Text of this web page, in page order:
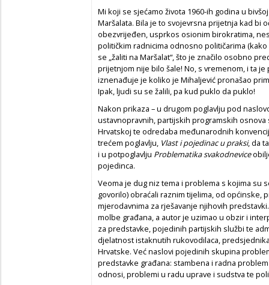
Mi koji se sjećamo života 1960-ih godina u
Maršalata. Bila je to svojevrsna prijetnja kad bi
obezvrijeđen, usprkos osionim birokratima,
političkim radnicima odnosno političarima
se „žaliti na Maršalat“, što je značilo osobno
prijetnjom nije bilo šale! No, s vremenom, i ta
iznenađuje je koliko je Mihaljević pronašao
Ipak, ljudi su se žalili, pa kud puklo da puklo!
Nakon prikaza – u drugom poglavlju pod
ustavnopravnih, partijskih programskih osnova
Hrvatskoj te odredaba međunarodnih
trećem poglavlju, Vlast i pojedinac u praksi, da
i u potpoglavlju Problematika svakodnevice
pojedinca.
Veoma je dug niz tema i problema s kojima su
govorilo) obraćali raznim tijelima, od općinske,
mjerodavnima za rješavanje njihovih
molbe građana, a autor je uzimao u obzir i
za predstavke, pojedinih partijskih službi te
djelatnost istaknutih rukovodilaca,
Hrvatske. Već naslovi pojedinih skupina
predstavke građana: stambena i radna
odnosi, problemi u radu uprave i sudstva te